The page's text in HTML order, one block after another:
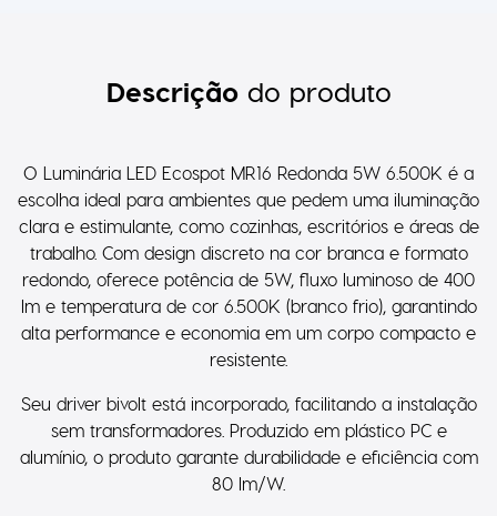
Descriçãodo produto
O Luminária LED Ecospot MR16 Redonda 5W 6.500K é a
escolha ideal para ambientes que pedem uma iluminação
clara e estimulante, como cozinhas, escritórios e áreas de
trabalho. Com design discreto na cor branca e formato
redondo, oferece potência de 5W, fluxo luminoso de 400
lm e temperatura de cor 6.500K (branco frio), garantindo
alta performance e economia em um corpo compacto e
resistente.
Seu driver bivolt está incorporado, facilitando a instalação
sem transformadores. Produzido em plástico PC e
alumínio, o produto garante durabilidade e eficiência com
80 lm/W.